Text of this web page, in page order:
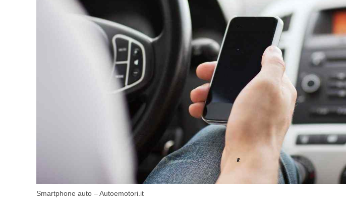
Smartphone auto – Autoemotori.it